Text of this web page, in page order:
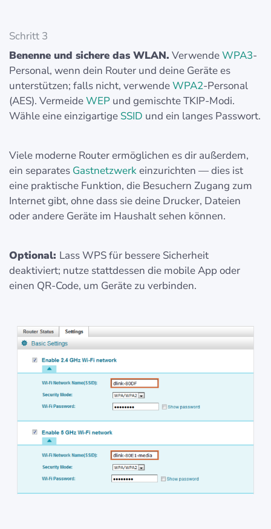
Schritt 3
Benenne und sichere das WLAN. VerwendeWPA3-
Personal, wenn dein Router und deine Geräte es
unterstützen; falls nicht, verwendeWPA2-Personal
(AES). VermeideWEP und gemischte TKIP-Modi.
Wähle eine einzigartige SSID und ein langes Passwort.
Viele moderne Router ermöglichen es dir außerdem,
ein separates Gastnetzwerkeinzurichten — dies ist
eine praktische Funktion, die Besuchern Zugang zum
Internet gibt, ohne dass sie deine Drucker, Dateien
oder andere Geräte im Haushalt sehen können.
Optional: Lass WPS für bessere Sicherheit
deaktiviert; nutze stattdessen die mobile App oder
einen QR-Code, um Geräte zu verbinden.